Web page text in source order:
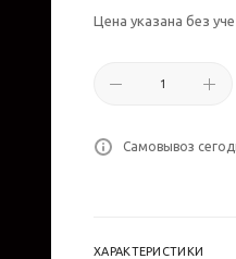
Цена указана без
Самовывоз
ХАРАКТЕРИСТИКИ